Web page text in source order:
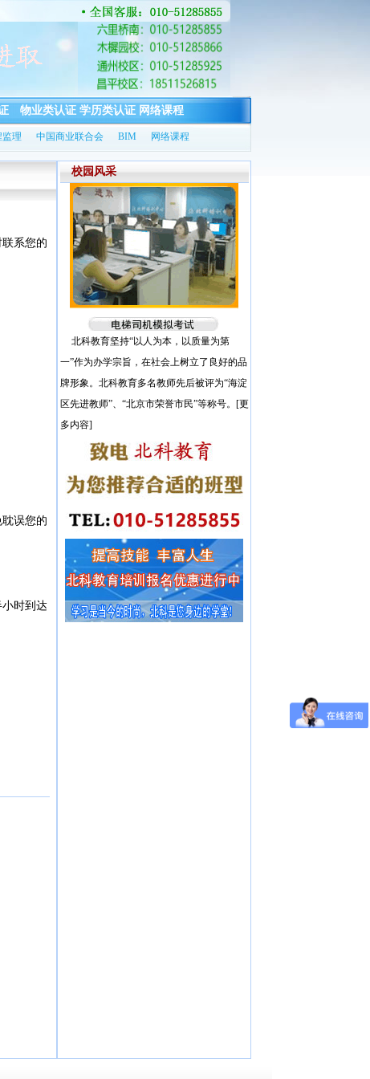
物业类认证 学历类认证 网络课程
监理 中国商业联合会 BIM 网络课程
系您的
误您的
时到达
校园风采
北科教育坚持“以人为本，以质量为第
一”作为办学宗旨，在社会上树立了良好的品
牌形象。北科教育多名教师先后被评为“海淀
区先进教师”、“北京市荣誉市民”等称号。[更
多内容]